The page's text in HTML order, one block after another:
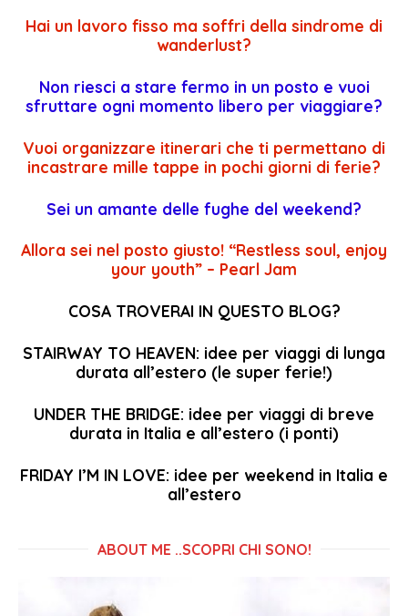
Hai un lavoro fisso ma soffri della sindrome di
wanderlust?
Non riesci a stare fermo in un posto e vuoi
sfruttare ogni momento libero per viaggiare?
Vuoi organizzare itinerari che ti permettano di
incastrare mille tappe in pochi giorni di ferie?
Sei un amante delle fughe del weekend?
Allora sei nel posto giusto! “Restless soul, enjoy
your youth” – Pearl Jam
COSA TROVERAI IN QUESTO BLOG?
STAIRWAY TO HEAVEN: idee per viaggi di lunga
durata all’estero (le super ferie!)
UNDER THE BRIDGE: idee per viaggi di breve
durata in Italia e all’estero (i ponti)
FRIDAY I’M IN LOVE: idee per weekend in Italia e
all’estero
ABOUT ME ..SCOPRI CHI SONO!